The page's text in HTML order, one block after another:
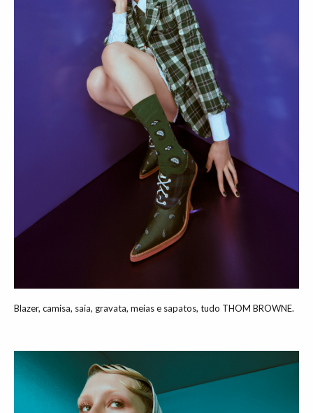
Blazer, camisa, saia, gravata, meias e sapatos, tudo THOM BROWNE.